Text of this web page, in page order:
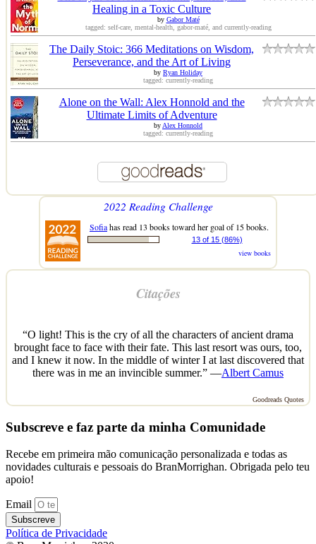
Healing in a Toxic Culture
by Gabor Maté
tagged: self-care, mental-health, gabor-maté, and currently-reading
The Daily Stoic: 366 Meditations on Wisdom,
Perseverance, and the Art of Living
by Ryan Holiday
tagged: currently-reading
Alone on the Wall: Alex Honnold and the
Ultimate Limits of Adventure
byAlex Honnold
tagged: currently-reading
2022 Reading Challenge
Sofiahas read 13 books toward her goal of 15 books.
13 of 15 (86%)
view books
Citações
“O light! This is the cry of all the characters of ancient drama
brought face to face with their fate. This last resort was ours, too,
and I knew it now. In the middle of winter I at last discovered that
there was in me an invincible summer.” —Albert Camus
Goodreads Quotes
Subscreve e faz parte da minha Comunidade
Recebe em primeira mão comunicação personalizada e todas as
novidades culturais e pessoais do BranMorrighan. Obrigada pelo teu
apoio!
Email
Subscreve
Política de Privacidade